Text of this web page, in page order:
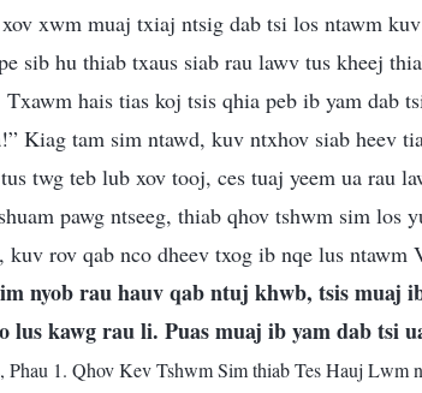
xwm muaj txiaj ntsig dab tsi los ntawm
sib hu thiab txaus siab rau lawv tus kheej
hais tias koj tsis qhia peb ib yam dab
Kiag tam sim ntawd, kuv ntxhov siab heev
twg teb lub xov tooj, ces tuaj yeem ua rau
pawg ntseeg, thiab qhov tshwm sim los
kuv rov qab nco dheev txog ib nqe lus ntawm
nyob rau hauv qab ntuj khwb, tsis muaj
lus kawg rau li. Puas muaj ib yam dab tsi
Phau 1. Qhov Kev Tshwm Sim thiab Tes Hauj Lwm